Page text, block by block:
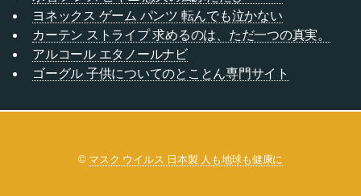
ヨネックス ゲーム パンツ 転んでも泣かない
カーテン ストライプ 求めるのは、ただ一つの真実。
アルコール エタノールナビ
ゴーグル 子供についてのとことん専門サイト
© マスク ウイルス 日本製 人も地球も健康に